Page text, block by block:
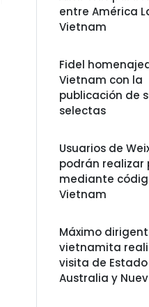
entre América
Vietnam
Fidel
Vietnam con la
publicación de
selectas
Usuarios de
podrán realizar
mediante
Vietnam
Máximo
vietnamita
visita de
Australia y